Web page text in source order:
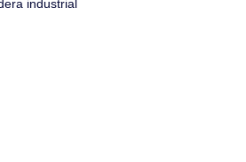
industrial